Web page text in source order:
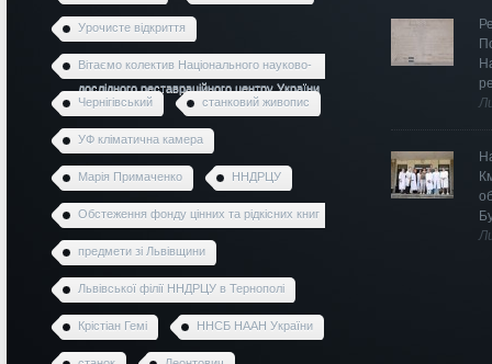
Урочисте відкриття
Вітаємо колектив Національного науково-
дослідного реставраційного центру України
Чернігівський
станковий живопис
УФ кліматична камера
Марія Примаченко ННДРЦУ
Обстеження фонду цінних та рідкісних книг
предмети зі Львівщини
Львівської філії ННДРЦУ в Тернополі
Крістіан Гемі ННСБ НААН України